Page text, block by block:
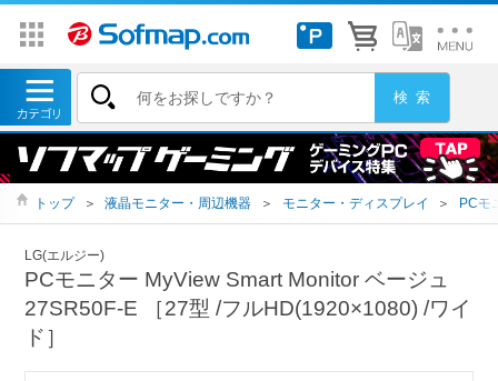
トップ ＞ 液晶モニター・周辺機器 ＞ モニター・ディスプレイ ＞ PCモ
LG(エルジー)
PCモニター MyView Smart Monitor ベージュ
27SR50F-E ［27型 /フルHD(1920×1080) /ワイ
ド］